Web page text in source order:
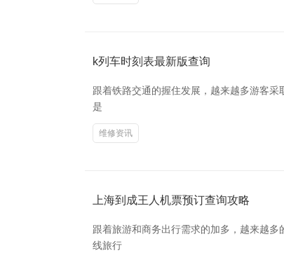
k列车时刻表最新版查询
跟着铁路交通的握住发展，越来越多游客
是
维修资讯
上海到成王人机票预订查询攻略
跟着旅游和商务出行需求的加多，越来越
线旅行